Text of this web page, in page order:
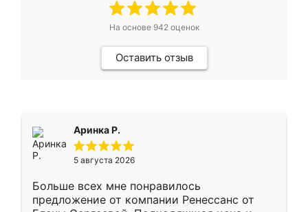
На основе 942оценок
Оставить отзыв
Аринка Р.
5 августа 2026
Больше всех мне понравилось
предложение от компании Ренессанс от